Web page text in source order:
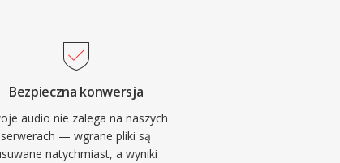
Bezpieczna konwersja
audio nie zalega na naszych
serwerach — wgrane pliki są
natychmiast, a wyniki